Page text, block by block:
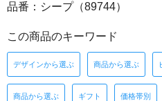
品番：シープ（89744）
この商品のキーワード
デザインから選ぶ 商品から選ぶ
商品から選ぶ ギフト 価格帯別